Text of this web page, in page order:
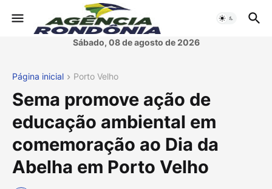
Sábado, 08 de agosto de 2026
Página inicial Porto Velho
Sema promove ação de
educação ambiental em
comemoração ao Dia da
Abelha em Porto Velho